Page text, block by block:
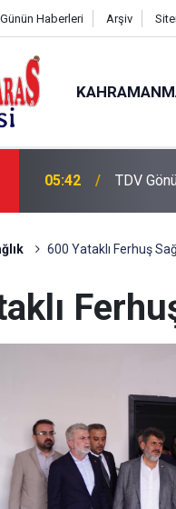
Günün Haberleri Arşiv
05:42 TDV
600 Yataklı Ferhuş